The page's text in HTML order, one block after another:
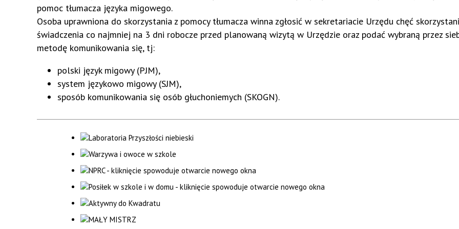
pomoc tłumacza języka migowego.
Osoba uprawniona do skorzystania z pomocy tłumacza winna zgłosić w sekretariacie Urzędu chęć
świadczenia co najmniej na 3 dni robocze przed planowaną wizytą w Urzędzie oraz podać wybraną przez
metodę komunikowania się, tj:
polski język migowy (PJM),
system językowo migowy (SJM),
sposób komunikowania się osób głuchoniemych (SKOGN).